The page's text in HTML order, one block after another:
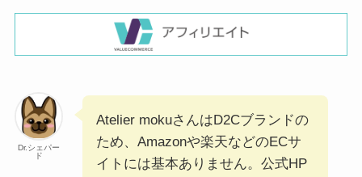
Dr.シェパー
ド
Atelier mokuさんはD2Cブランドの
ため、Amazonや楽天などのECサ
イトには基本ありません。公式HP